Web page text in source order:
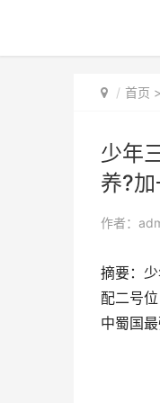
首页 >
少年
养?
作者：
摘要：
配二号
中蜀国